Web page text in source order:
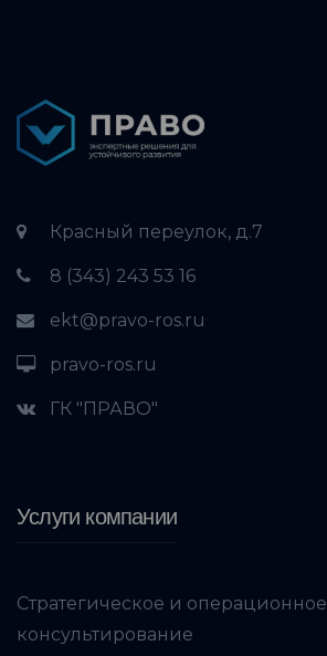
Красный переулок, д.7
8 (343) 243 53 16
ekt@pravo-ros.ru
pravo-ros.ru
ГК "ПРАВО"
Услуги компании
Стратегическое и операционное
консультирование